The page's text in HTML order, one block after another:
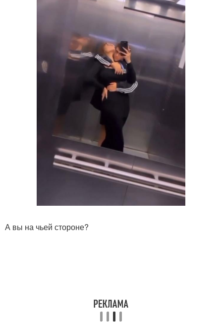
А вы на чьей стороне?